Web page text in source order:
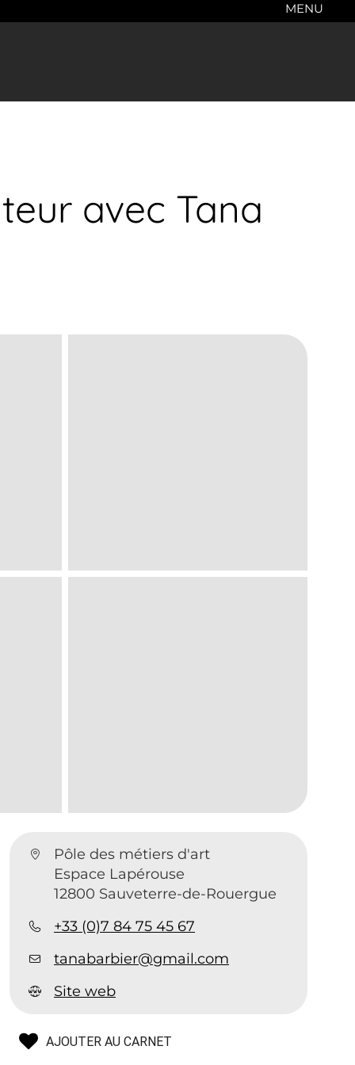
MENU
avec Tana
Pôle des métiers d'art
Espace Lapérouse
12800 Sauveterre-de-Rouergue
+33 (0)7 84 75 45 67
tanabarbier@gmail.com
Site web
AJOUTER AU CARNET